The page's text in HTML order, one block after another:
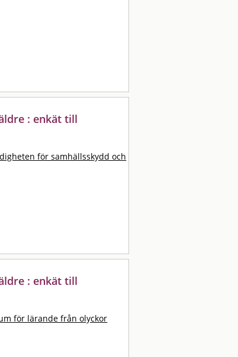
: enkät till
för samhällsskydd och
: enkät till
för lärande från olyckor